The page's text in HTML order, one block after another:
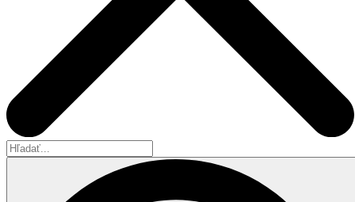
Hľadať...